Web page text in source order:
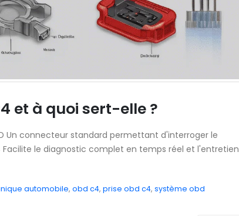
et à quoi sert-elle ?
Un connecteur standard permettant d'interroger le
le diagnostic complet en temps réel et l'entretien
automobile, obd c4, prise obd c4, système obd